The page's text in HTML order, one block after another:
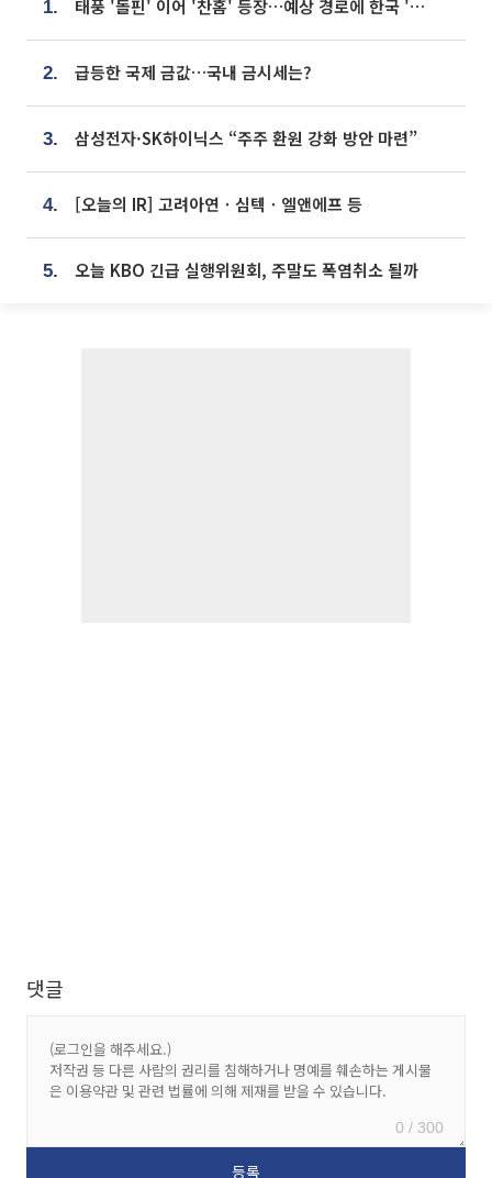
1. 태풍 '돌핀' 이어 '찬홈' 등장…예상 경로에 한국 '한숨'
2. 급등한 국제 금값…국내 금시세는?
3. 삼성전자·SK하이닉스 “주주 환원 강화 방안 마련”
4. [오늘의 IR] 고려아연ㆍ심텍ㆍ엘앤에프 등
5. 오늘 KBO 긴급 실행위원회, 주말도 폭염취소 될까
댓글
0 / 300